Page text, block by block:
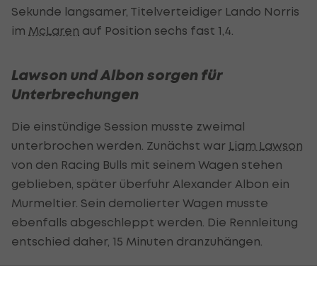
Sekunde langsamer, Titelverteidiger Lando Norris
im McLaren auf Position sechs fast 1,4.
Lawson und Albon sorgen für
Unterbrechungen
Die einstündige Session musste zweimal
unterbrochen werden. Zunächst war Liam Lawson
von den Racing Bulls mit seinem Wagen stehen
geblieben, später überfuhr Alexander Albon ein
Murmeltier. Sein demolierter Wagen musste
ebenfalls abgeschleppt werden. Die Rennleitung
entschied daher, 15 Minuten dranzuhängen.